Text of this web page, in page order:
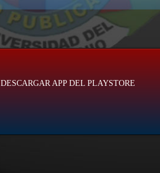
DESCARGAR APP DEL PLAYSTORE